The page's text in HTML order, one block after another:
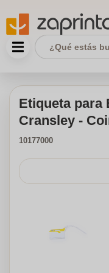
Etiqueta para
Cransley -
10177000